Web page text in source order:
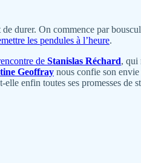
durer. On commence par
les pendules à l’heure.
de Stanislas Réchard, qui
Geoffray nous confie son
elle enfin toutes ses promesses de